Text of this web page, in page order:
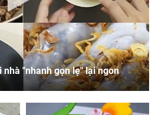
"nhanh gọn lẹ" lại ngon